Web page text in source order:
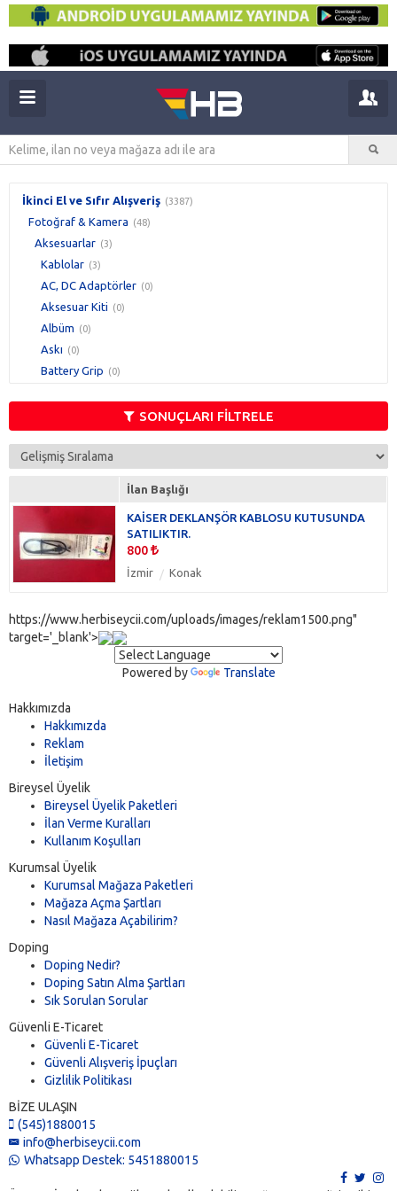
İkinci El ve Sıfır Alışveriş (3387)
Fotoğraf & Kamera (48)
Aksesuarlar (3)
Kablolar (3)
AC, DC Adaptörler (0)
Aksesuar Kiti (0)
Albüm (0)
Askı (0)
Battery Grip (0)
(0)
Ekran Koruyucu
Film (0)
(0)
Flaş Yayıcı (0)
Fotoğraf Kağıdı
Hafıza Kartı (0)
Kaset (0)
Monopod (0)
Şarj Cihazı
Tripod (0)
Uzaktan Kumanda
Vizör
Yedekleme (0)
SONUÇLARI FİLTRELE
İlan Başlığı
KAİSER DEKLANŞÖR KABLOSU KUTUSUNDA
SATILIKTIR.
800
İzmir Konak
https://www.herbiseycii.com/uploads/images/reklam1500.png"
target='_blank'>
Powered by Translate
Hakkımızda
Hakkımızda
Reklam
İletişim
Bireysel Üyelik
Bireysel Üyelik Paketleri
İlan Verme Kuralları
Kullanım Koşulları
Kurumsal Üyelik
Kurumsal Mağaza Paketleri
Mağaza Açma Şartları
Nasıl Mağaza Açabilirim?
Doping
Doping Nedir?
Doping Satın Alma Şartları
Sık Sorulan Sorular
Güvenli E-Ticaret
Güvenli E-Ticaret
Güvenli Alışveriş İpuçları
Gizlilik Politikası
BİZE ULAŞIN
(545)1880015
info@herbiseycii.com
Whatsapp Destek: 5451880015